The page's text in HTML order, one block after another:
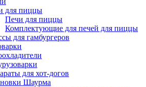
для пиццы
Печи для пиццы
Комплектующие для печей для пиццы
для гамбургеров
для хот-догов
Шаурма